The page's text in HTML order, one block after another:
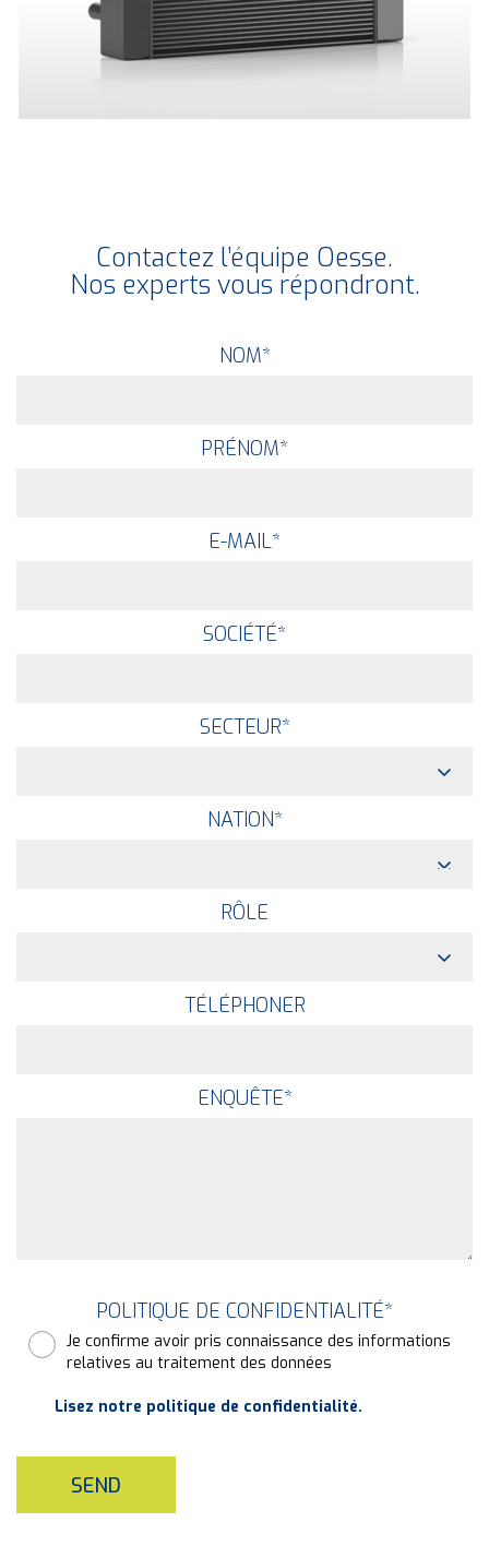
Contactez l’équipe Oesse.
Nos experts vous répondront.
NOM*
PRÉNOM*
E-MAIL*
SOCIÉTÉ*
SECTEUR*
NATION*
RÔLE
TÉLÉPHONER
ENQUÊTE*
POLITIQUE DE CONFIDENTIALITÉ*
Je confirme avoir pris connaissance des informations
relatives au traitement des données
Lisez notre politique de confidentialité.
SEND